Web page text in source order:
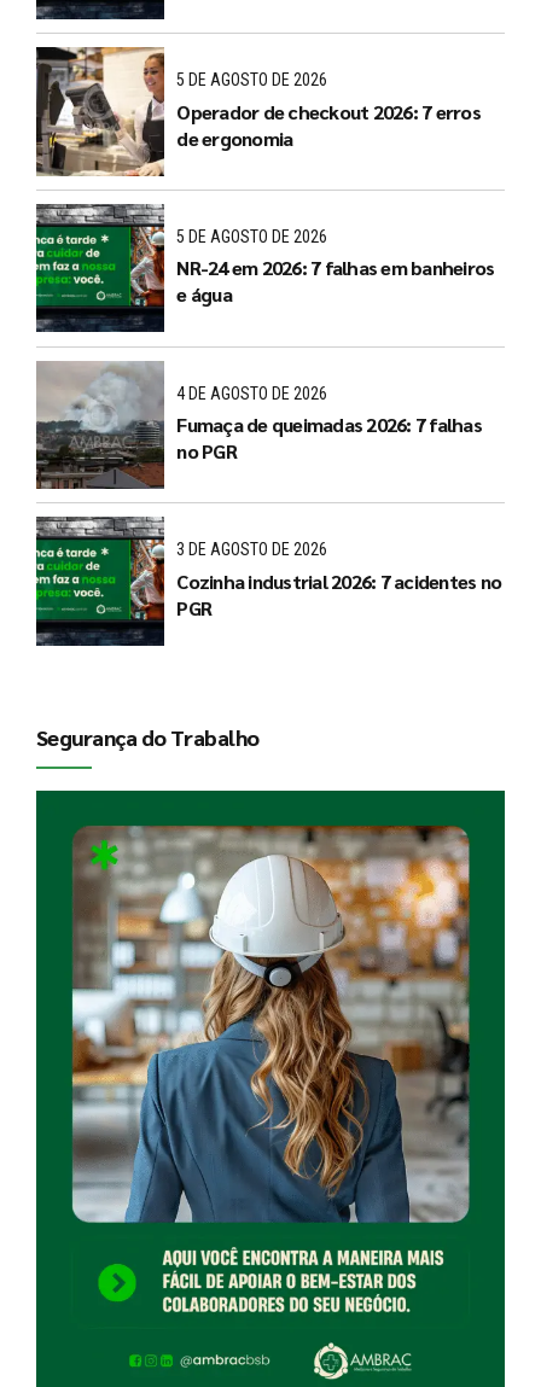
5 DE AGOSTO DE 2026
Operador de checkout 2026: 7 erros
de ergonomia
5 DE AGOSTO DE 2026
NR-24 em 2026: 7 falhas em banheiros
e água
4 DE AGOSTO DE 2026
Fumaça de queimadas 2026: 7 falhas
no PGR
3 DE AGOSTO DE 2026
Cozinha industrial 2026: 7 acidentes no
PGR
Segurança do Trabalho